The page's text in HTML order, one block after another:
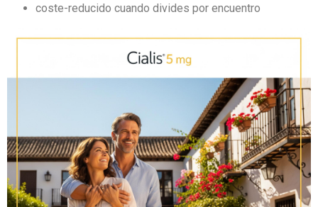
coste-reducido cuando divides por encuentro